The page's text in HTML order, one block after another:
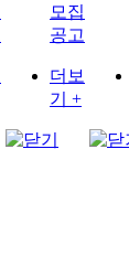
모집
공고
더보
기 +